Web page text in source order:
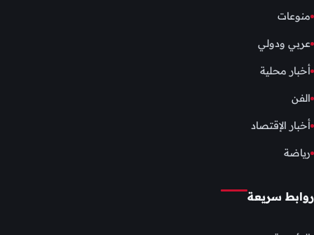
منوعات
عربي ودولي
أخبار محلية
الفن
أخبار الإقتصاد
رياضة
روابط سريعة